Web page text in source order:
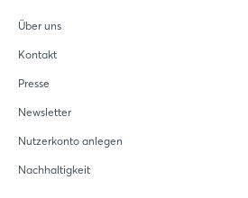
Über uns
Kontakt
Presse
Newsletter
Nutzerkonto anlegen
Nachhaltigkeit